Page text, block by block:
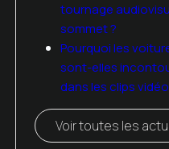
tournage
sommet ?
Pourquoi les
sont-elles
dans les clips
Voir toutes les